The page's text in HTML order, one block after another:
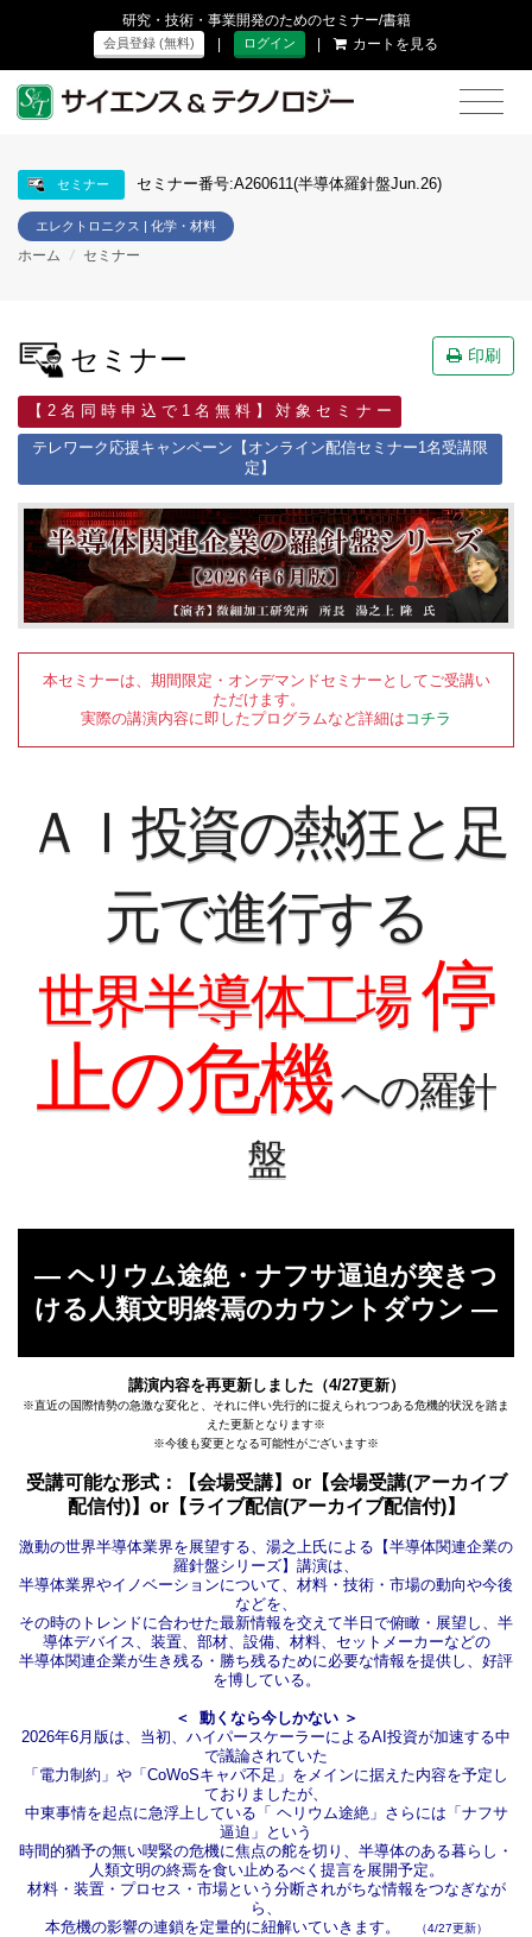
研究・技術・事業開発のためのセミナー/書籍
会員登録 (無料) | ログイン | カートを見る
セミナー セミナー番号:A260611(半導体羅針盤Jun.26)
エレクトロニクス | 化学・材料
ホーム / セミナー
セミナー 印刷
【 2 名 同 時 申 込 で 1 名 無 料 】 対 象 セ ミ ナ ー
テレワーク応援キャンペーン【オンライン配信セミナー1名受講限
定】
本セミナーは、期間限定・オンデマンドセミナーとしてご受講い
ただけます。
実際の講演内容に即したプログラムなど詳細は コチラ
ＡＩ投資の熱狂と足
元で進行する
世界半導体工場停
止の危機への羅針
盤
― ヘリウム途絶・ナフサ逼迫が突きつ
ける人類文明終焉のカウントダウン ―
講演内容を再更新しました（4/27更新）
※直近の国際情勢の急激な変化と、それに伴い先行的に捉えられつつある危機的状況を踏ま
えた更新となります※
※今後も変更となる可能性がございます※
受講可能な形式：【会場受講】or【会場受講(アーカイブ
配信付)】or【ライブ配信(アーカイブ配信付)】
激動の世界半導体業界を展望する、湯之上氏による【半導体関連企業の
羅針盤シリーズ】講演は、
半導体業界やイノベーションについて、材料・技術・市場の動向や今後
などを、
その時のトレンドに合わせた最新情報を交えて半日で俯瞰・展望し、半
導体デバイス、装置、部材、設備、材料、セットメーカーなどの
半導体関連企業が生き残る・勝ち残るために必要な情報を提供し、好評
を博している。
＜ 動くなら今しかない ＞
2026年6月版は、当初、ハイパースケーラーによるAI投資が加速する中
で議論されていた
「電力制約」や「CoWoSキャパ不足」をメインに据えた内容を予定し
ておりましたが、
中東事情を起点に急浮上している「 ヘリウム途絶」さらには「ナフサ
逼迫」という
時間的猶予の無い喫緊の危機に焦点の舵を切り、半導体のある暮らし・
人類文明の終焉を食い止めるべく提言を展開予定。
材料・装置・プロセス・市場という分断されがちな情報をつなぎなが
ら、
本危機の影響の連鎖を定量的に紐解いていきます。
（4/27更新）